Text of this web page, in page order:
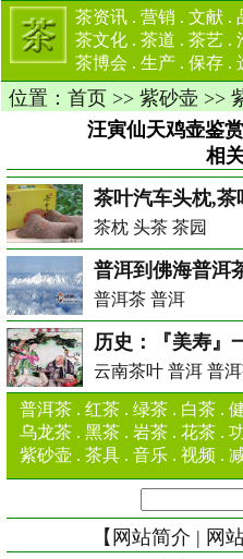
茶资讯 . 营销 . 文献 .
茶文化 . 茶道 . 茶艺 .
茶博会 . 生产 . 保存 .
位置： 首页 >> 紫砂壶 >>
汪寅仙天鸡壶鉴
相
茶叶汽车头枕,茶
茶枕 头茶 茶园
普洱到佛海普洱
普洱茶 普洱
历史：『美寿』
云南茶叶 普洱 普
普洱茶 . 红茶 . 绿茶 . 白茶 .
乌龙茶 . 黑茶 . 岩茶 . 花茶 .
紫砂壶 . 茶具 . 音乐 . 视频 .
【 网站简介 | 网